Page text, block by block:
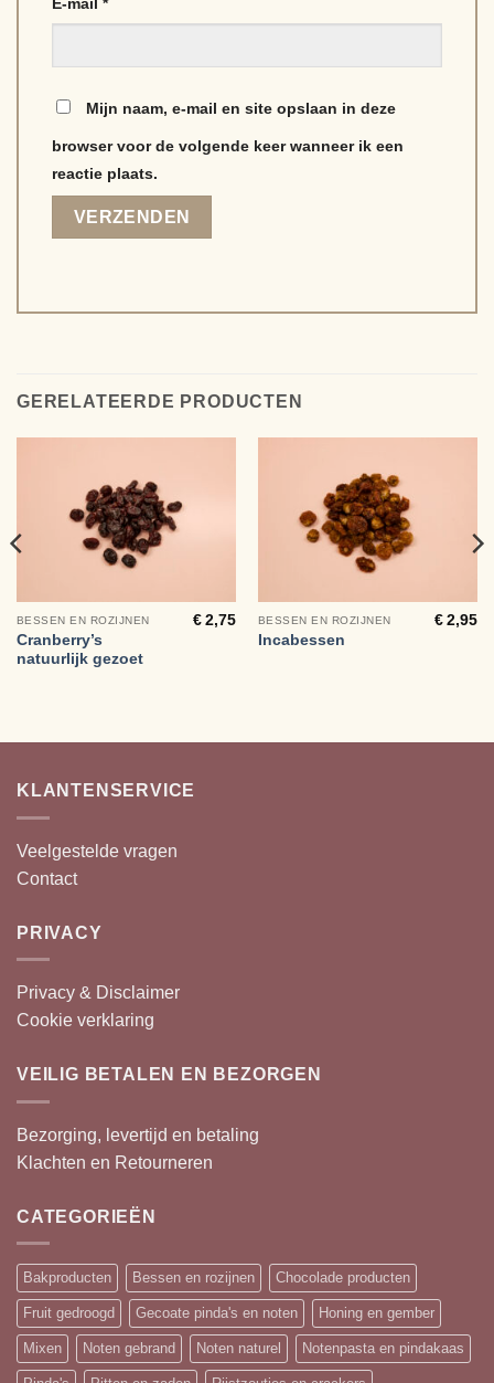
Mijn naam, e-mail en site opslaan in deze
browser voor de volgende keer wanneer ik een
reactie plaats.
GERELATEERDE PRODUCTEN
BESSEN EN ROZIJNEN
Cranberry’s
natuurlijk gezoet
€ 2,75 BESSEN EN ROZIJNEN
Incabessen
€ 2,95
KLANTENSERVICE
Veelgestelde vragen
Contact
PRIVACY
Privacy & Disclaimer
Cookie verklaring
VEILIG BETALEN EN BEZORGEN
Bezorging, levertijd en betaling
Klachten en Retourneren
CATEGORIEËN
Bakproducten Bessen en rozijnen Chocolade producten
Fruit gedroogd Gecoate pinda's en noten Honing en gember
Mixen Noten gebrand Noten naturel Notenpasta en pindakaas